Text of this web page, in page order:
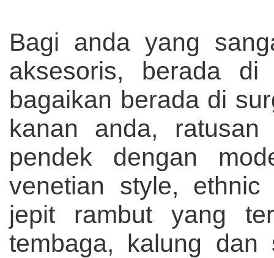
Bagi anda yang
aksesoris, berada
bagaikan berada di
kanan anda,
pendek dengan
venetian style,
jepit rambut yang
tembaga, kalung dan